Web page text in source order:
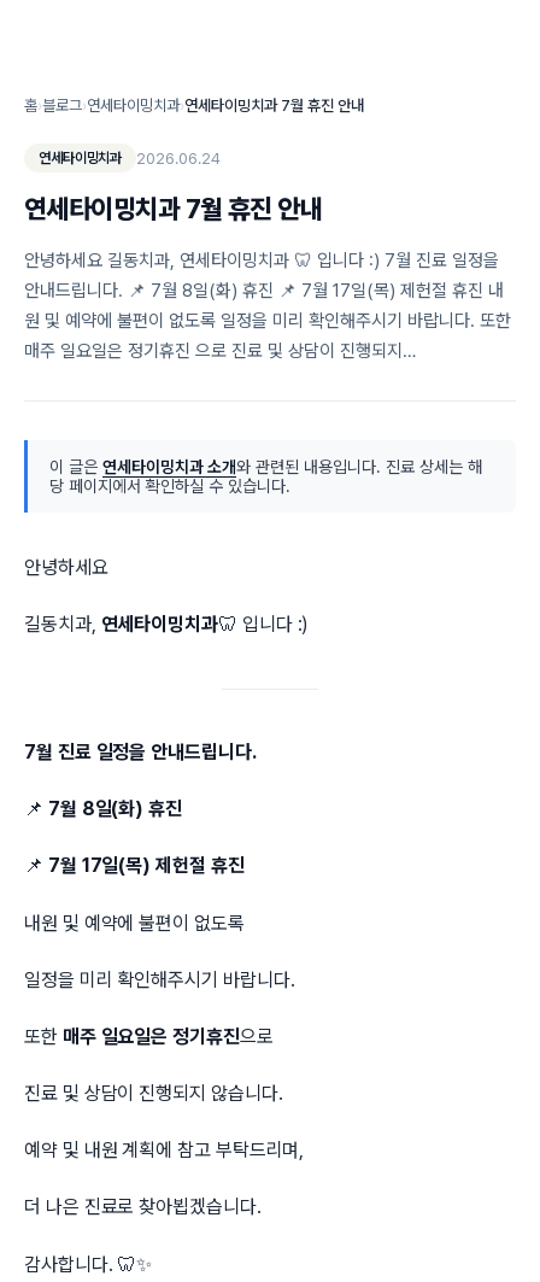
홈›블로그›연세타이밍치과›연세타이밍치과 7월 휴진 안내
연세타이밍치과 2026.06.24
연세타이밍치과 7월 휴진 안내
안녕하세요 길동치과, 연세타이밍치과 🦷 입니다 :) 7월 진료 일정을
안내드립니다. 📌 7월 8일(화) 휴진 📌 7월 17일(목) 제헌절 휴진 내
원 및 예약에 불편이 없도록 일정을 미리 확인해주시기 바랍니다. 또한
매주 일요일은 정기휴진 으로 진료 및 상담이 진행되지…
이 글은 연세타이밍치과 소개와 관련된 내용입니다. 진료 상세는 해
당 페이지에서 확인하실 수 있습니다.
안녕하세요
길동치과, 연세타이밍치과🦷 입니다 :)
7월 진료 일정을 안내드립니다.
📌 7월 8일(화) 휴진
📌 7월 17일(목) 제헌절 휴진
내원 및 예약에 불편이 없도록
일정을 미리 확인해주시기 바랍니다.
또한 매주 일요일은 정기휴진으로
진료 및 상담이 진행되지 않습니다.
예약 및 내원 계획에 참고 부탁드리며,
더 나은 진료로 찾아뵙겠습니다.
감사합니다. 🦷✨